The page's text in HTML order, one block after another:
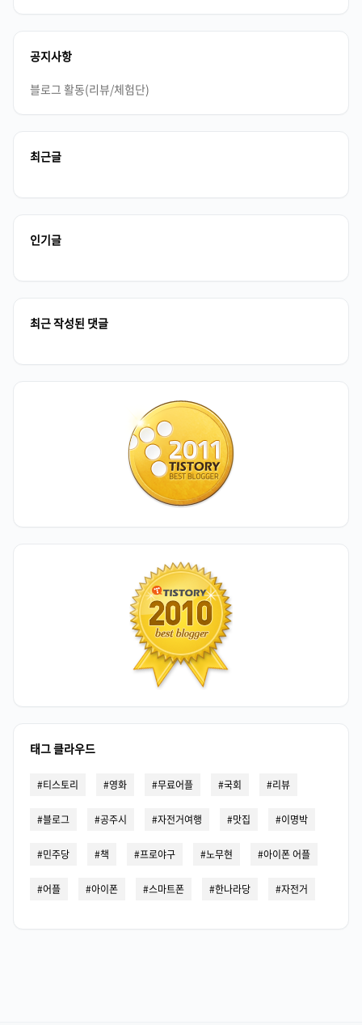
공지사항
블로그 활동(리뷰/체험단)
최근글
인기글
최근 작성된 댓글
태그 클라우드
티스토리 영화 무료어플 국회 리뷰
블로그 공주시 자전거여행 맛집 이명박
민주당 책 프로야구 노무현 아이폰 어플
어플 아이폰 스마트폰 한나라당 자전거